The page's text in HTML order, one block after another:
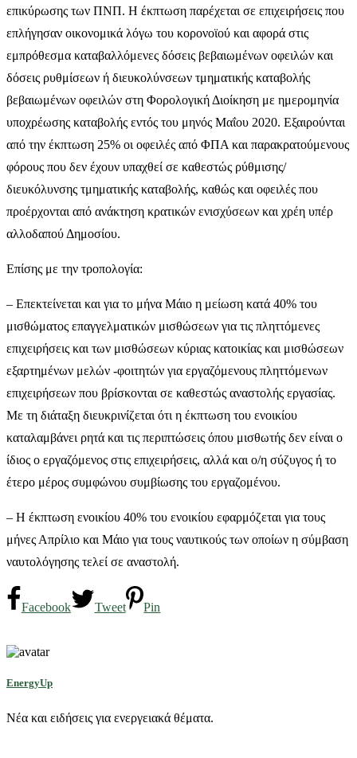
επικύρωσης των ΠΝΠ. H έκπτωση παρέχεται σε επιχειρήσεις που
επλήγησαν οικονομικά λόγω του κορονοϊού και αφορά στις
εμπρόθεσμα καταβαλλόμενες δόσεις βεβαιωμένων οφειλών και
δόσεις ρυθμίσεων ή διευκολύνσεων τμηματικής καταβολής
βεβαιωμένων οφειλών στη Φορολογική Διοίκηση με ημερομηνία
υποχρέωσης καταβολής εντός του μηνός Μαΐου 2020. Εξαιρούνται
από την έκπτωση 25% οι οφειλές από ΦΠΑ και παρακρατούμενους
φόρους που δεν έχουν υπαχθεί σε καθεστώς ρύθμισης/
διευκόλυνσης τμηματικής καταβολής, καθώς και οφειλές που
προέρχονται από ανάκτηση κρατικών ενισχύσεων και χρέη υπέρ
αλλοδαπού Δημοσίου.
Επίσης με την τροπολογία:
– Επεκτείνεται και για το μήνα Μάιο η μείωση κατά 40% του
μισθώματος επαγγελματικών μισθώσεων για τις πληττόμενες
επιχειρήσεις και των μισθώσεων κύριας κατοικίας και μισθώσεων
εξαρτημένων μελών -φοιτητών για εργαζόμενους πληττόμενων
επιχειρήσεων που βρίσκονται σε καθεστώς αναστολής εργασίας.
Με τη διάταξη διευκρινίζεται ότι η έκπτωση του ενοικίου
καταλαμβάνει ρητά και τις περιπτώσεις όπου μισθωτής δεν είναι ο
ίδιος ο εργαζόμενος στις επιχειρήσεις, αλλά και ο/η σύζυγος ή το
έτερο μέρος συμφώνου συμβίωσης του εργαζομένου.
– Η έκπτωση ενοικίου 40% του ενοικίου εφαρμόζεται για τους
μήνες Απρίλιο και Μάιο για τους ναυτικούς των οποίων η σύμβαση
ναυτολόγησης τελεί σε αναστολή.
Facebook Tweet Pin
EnergyUp
Νέα και ειδήσεις για ενεργειακά θέματα.